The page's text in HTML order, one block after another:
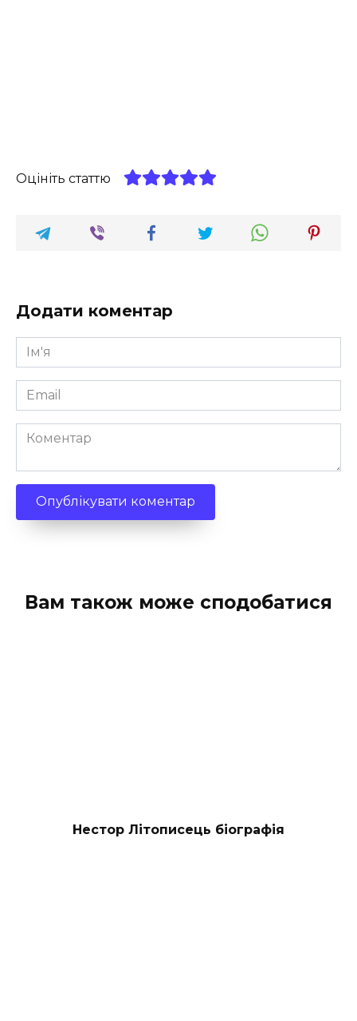
Оцініть статтю
Додати коментар
Ім'я
*
Email
*
Коментар
Вам також може сподобатися
Нестор Літописець біографія